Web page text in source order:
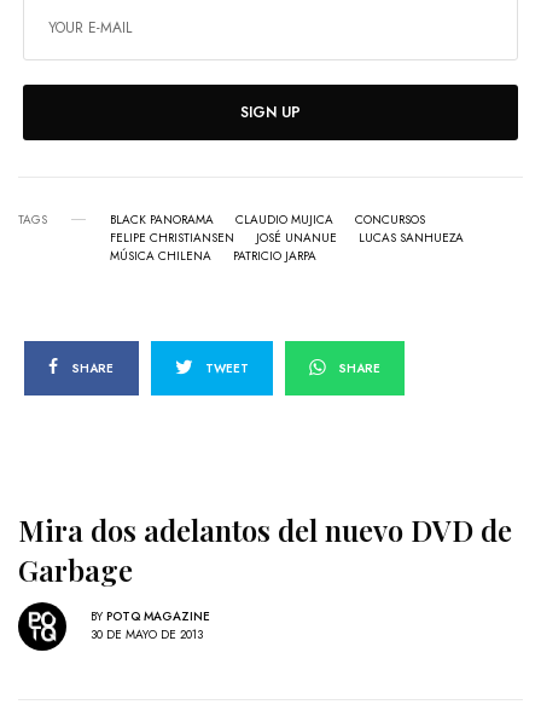
SIGN UP
TAGS BLACK PANORAMA CLAUDIO MUJICA
CONCURSOS
FELIPE CHRISTIANSEN
JOSÉ UNANUE
LUCAS SANHUEZA
MÚSICA CHILENA
PATRICIO JARPA
SHARE TWEET SHARE
Mira dos adelantos del nuevo DVD de
Garbage
BY POTQ MAGAZINE
30 DE MAYO DE 2013